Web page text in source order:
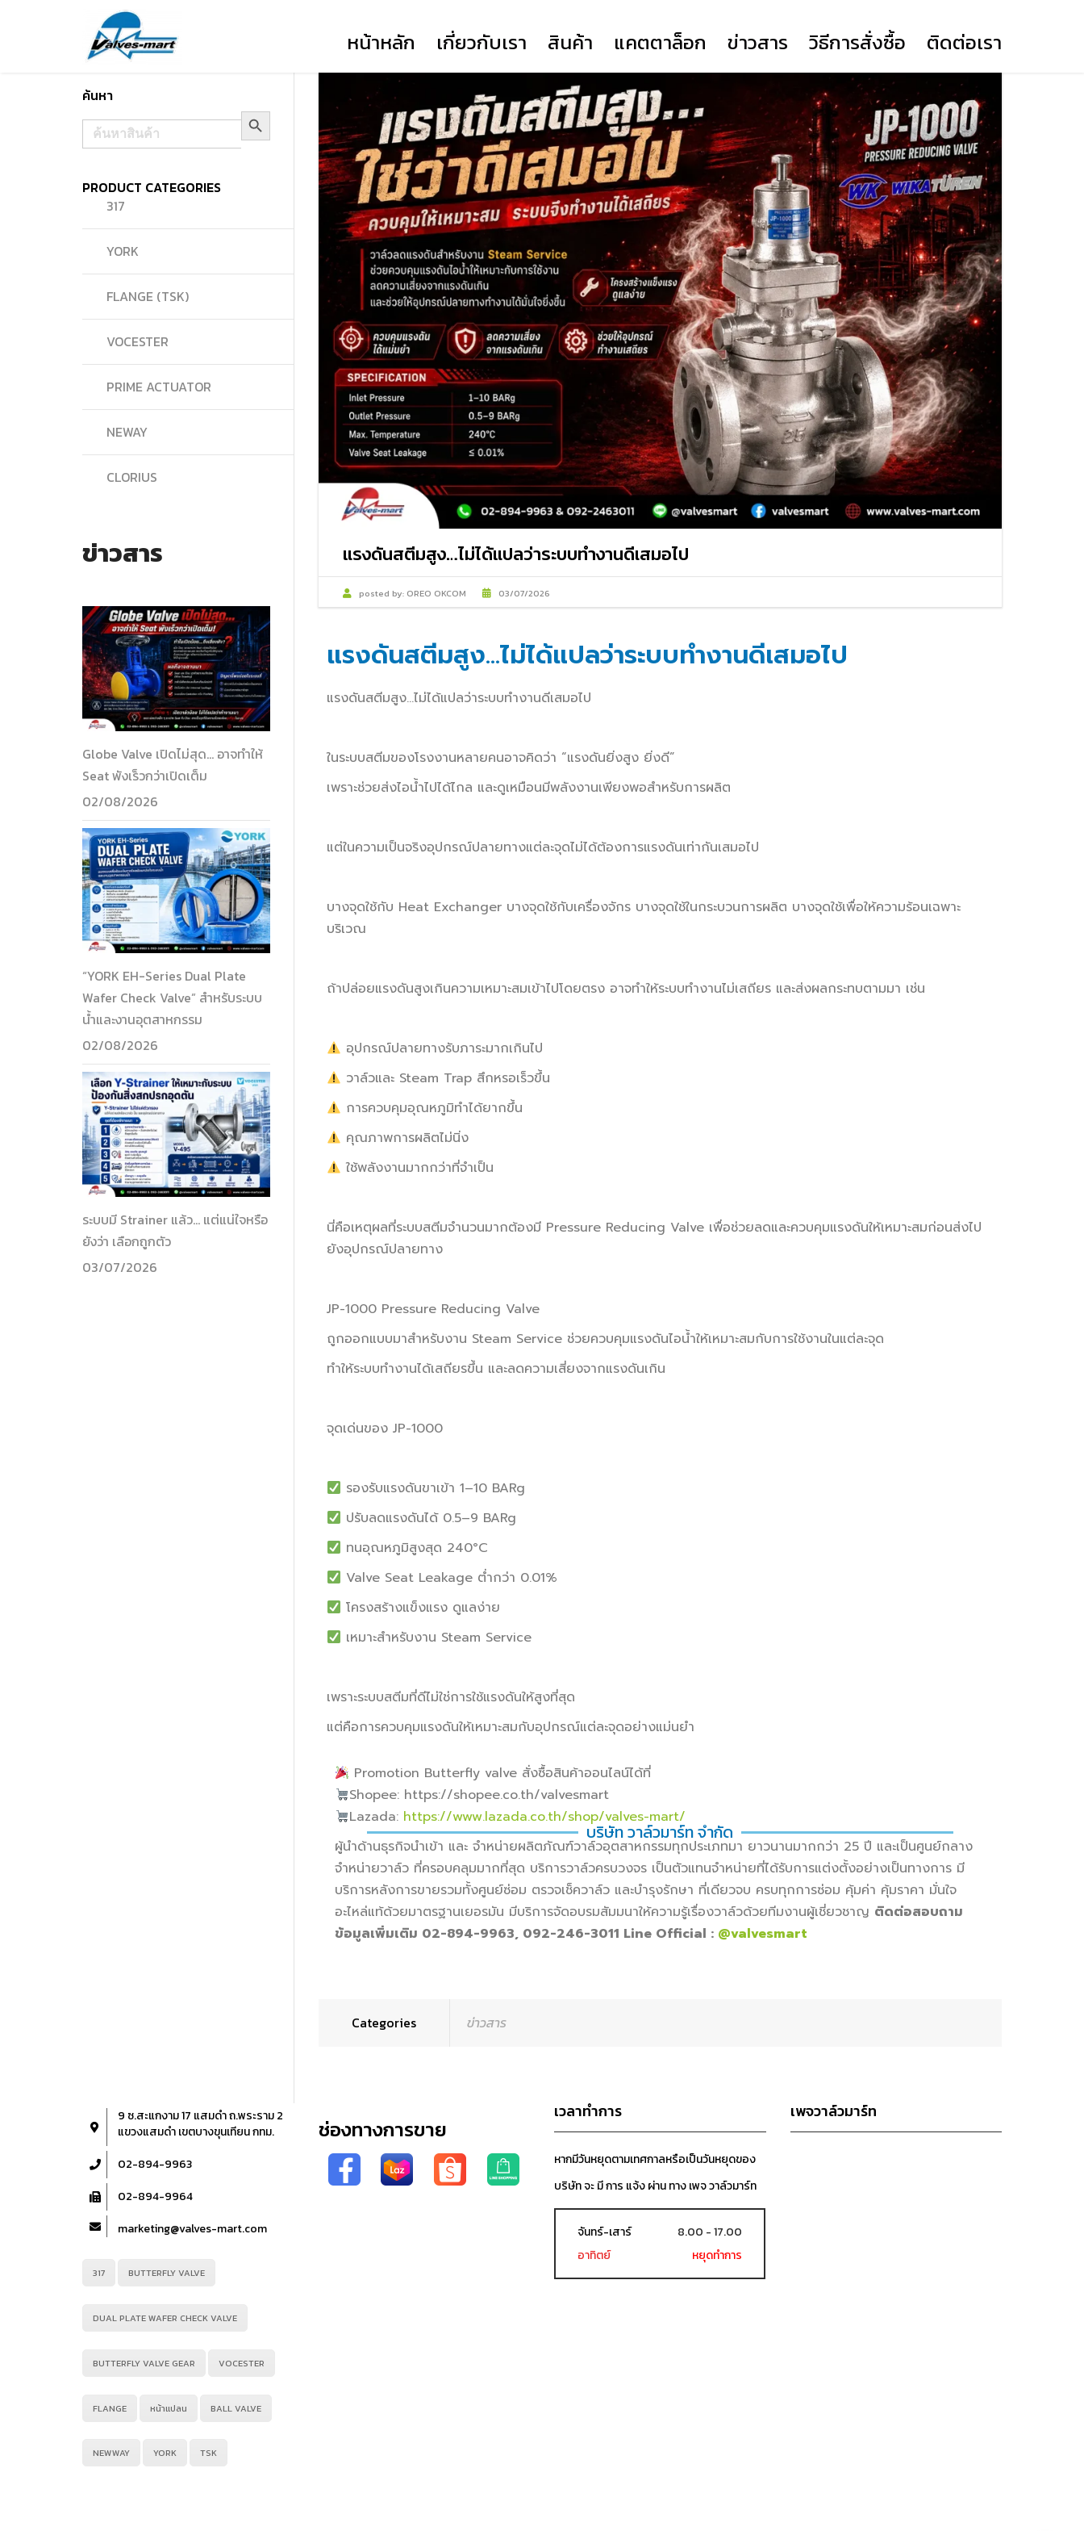
หน้าหลัก เกี่ยวกับเรา สินค้า
317
YORK
BUTTERFLY VALVE LEVER
(YORK)
BUTTERFLY VALVE GEAR
(YORK)
DUAL PLATE WAFER CHECK
VALVE (YORK)
FLANGE (TSK)
VOCESTER KNIFE GATE VALVE
BALL VALVE
PRIME ACTUATOR PRIME ACTUATOR DA
PRIME ACTUATOR SR12
NEWAY
CLORIUS
IMI PLC VALVES BALL VALVES
BUTTERFLY VALVES
CHECK VALVES
GATE VALVES
แคตตาล็อก
YORK SERIES HD
YORK SERIES EH
ข่าวสาร วิธีการสั่งซื้อ ติดต่อเรา
ค้นหา
Search
for:
Search Button
PRODUCT CATEGORIES
317
YORK
FLANGE (TSK)
VOCESTER
PRIME ACTUATOR
NEWAY
CLORIUS
ข่าวสาร
Globe Valve เปิดไม่สุด… อาจทำให้
Seat พังเร็วกว่าเปิดเต็ม
02/08/2026
“YORK EH-Series Dual Plate
Wafer Check Valve” สำหรับระบบ
น้ำและงานอุตสาหกรรม
02/08/2026
ระบบมี Strainer แล้ว… แต่แน่ใจหรือ
ยังว่า เลือกถูกตัว
03/07/2026
แรงดันสตีมสูง…ไม่ได้แปลว่าระบบทำงานดีเสมอไป
posted by: OREO OKCOM 03/07/2026
แรงดันสตีมสูง…ไม่ได้แปลว่าระบบทำงานดีเสมอไป
แรงดันสตีมสูง…ไม่ได้แปลว่าระบบทำงานดีเสมอไป
ในระบบสตีมของโรงงานหลายคนอาจคิดว่า “แรงดันยิ่งสูง ยิ่งดี”
เพราะช่วยส่งไอน้ำไปได้ไกล และดูเหมือนมีพลังงานเพียงพอสำหรับการผลิต
แต่ในความเป็นจริงอุปกรณ์ปลายทางแต่ละจุดไม่ได้ต้องการแรงดันเท่ากันเสมอไป
บางจุดใช้กับ Heat Exchanger บางจุดใช้กับเครื่องจักร บางจุดใช้ในกระบวนการผลิต บางจุดใช้เพื่อให้ความร้อนเฉพาะ
บริเวณ
ถ้าปล่อยแรงดันสูงเกินความเหมาะสมเข้าไปโดยตรง อาจทำให้ระบบทำงานไม่เสถียร และส่งผลกระทบตามมา เช่น
อุปกรณ์ปลายทางรับภาระมากเกินไป
วาล์วและ Steam Trap สึกหรอเร็วขึ้น
การควบคุมอุณหภูมิทำได้ยากขึ้น
คุณภาพการผลิตไม่นิ่ง
ใช้พลังงานมากกว่าที่จำเป็น
นี่คือเหตุผลที่ระบบสตีมจำนวนมากต้องมี Pressure Reducing Valve เพื่อช่วยลดและควบคุมแรงดันให้เหมาะสมก่อนส่งไป
ยังอุปกรณ์ปลายทาง
JP-1000 Pressure Reducing Valve
ถูกออกแบบมาสำหรับงาน Steam Service ช่วยควบคุมแรงดันไอน้ำให้เหมาะสมกับการใช้งานในแต่ละจุด
ทำให้ระบบทำงานได้เสถียรขึ้น และลดความเสี่ยงจากแรงดันเกิน
จุดเด่นของ JP-1000
รองรับแรงดันขาเข้า 1–10 BARg
ปรับลดแรงดันได้ 0.5–9 BARg
ทนอุณหภูมิสูงสุด 240°C
Valve Seat Leakage ต่ำกว่า 0.01%
โครงสร้างแข็งแรง ดูแลง่าย
เหมาะสำหรับงาน Steam Service
เพราะระบบสตีมที่ดีไม่ใช่การใช้แรงดันให้สูงที่สุด
แต่คือการควบคุมแรงดันให้เหมาะสมกับอุปกรณ์แต่ละจุดอย่างแม่นยำ
Promotion Butterfly valve สั่งซื้อสินค้าออนไลน์ได้ที่
Shopee: https://shopee.co.th/valvesmart
Lazada: https://www.lazada.co.th/shop/valves-mart/
บริษัท วาล์วมาร์ท จำกัด
ผู้นำด้านธุรกิจนำเข้า และ จำหน่ายผลิตภัณฑ์วาล์วอุตสาหกรรมทุกประเภทมา ยาวนานมากกว่า 25 ปี และเป็นศูนย์กลาง
จำหน่ายวาล์ว ที่ครอบคลุมมากที่สุด บริการวาล์วครบวงจร เป็นตัวแทนจำหน่ายที่ได้รับการแต่งตั้งอย่างเป็นทางการ มี
บริการหลังการขายรวมทั้งศูนย์ซ่อม ตรวจเช็ควาล์ว และบำรุงรักษา ที่เดียวจบ ครบทุกการซ่อม คุ้มค่า คุ้มราคา มั่นใจ
อะไหล่แท้ด้วยมาตรฐานเยอรมัน มีบริการจัดอบรมสัมมนาให้ความรู้เรื่องวาล์วด้วยทีมงานผู้เชี่ยวชาญ ติดต่อสอบถาม
ข้อมูลเพิ่มเติม 02-894-9963, 092-246-3011 Line Official : @valvesmart
Categories ข่าวสาร
9 ซ.สะแกงาม 17 แสมดำ ถ.พระราม 2
แขวงแสมดำ เขตบางขุนเทียน กทม.
02-894-9963
02-894-9964
marketing@valves-mart.com
317 BUTTERFLY VALVE
DUAL PLATE WAFER CHECK VALVE
BUTTERFLY VALVE GEAR VOCESTER
FLANGE หน้าแปลน BALL VALVE
NEWWAY YORK TSK
ช่องทางการขาย
เวลาทำการ
หากมีวันหยุดตามเทศกาลหรือเป็นวันหยุดของ
บริษัท จะ มี การ แจ้ง ผ่าน ทาง เพจ วาล์วมาร์ท
จันทร์-เสาร์
8.00 - 17.00
อาทิตย์
หยุดทำการ
เพจวาล์วมาร์ท